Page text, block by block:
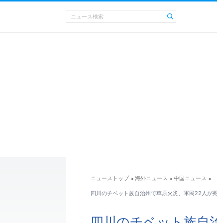
ニューストップ > 海外ニュース > 中国ニュース >
四川のチベット族自治州で草原火災、軍民22人が